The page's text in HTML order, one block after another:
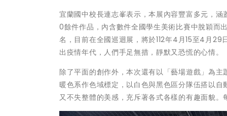
宜蘭國中校長連志峯表示，本展內容豐富多元，
0餘件作品，內含數件全國學生美術比賽中脫穎而
名，目前在全國巡迴展，將於112年4月15至4月
出疫情年代，人們手足無措，靜默又恐慌的心情。
除了平面的創作外，本次還有以「藝場遊戲」為
暖色系作色域標定，以白色與黑色區分隊伍搭以
又不失整體的美感，充斥著各式各樣的有趣面貌